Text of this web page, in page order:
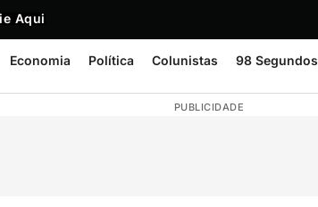
Aqui
Economia Política Colunistas 98 Segundos
PUBLICIDADE